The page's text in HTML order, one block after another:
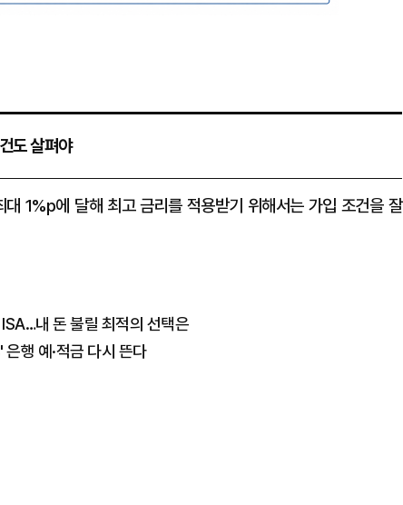
도 살펴야
1%p에 달해 최고 금리를 적용받기 위해서는 가입 조건을 잘
내 돈 불릴 최적의 선택은
행 예·적금 다시 뜬다